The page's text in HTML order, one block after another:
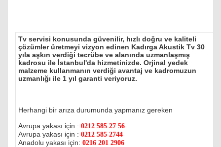
Tv servisi konusunda güvenilir, hızlı doğru ve kaliteli
çözümler üretmeyi vizyon edinen Kadırga Akustik Tv 30
yıla aşkın verdiği tecrübe ve alanında uzmanlaşmış
kadrosu ile İstanbul'da hizmetinizde. Orjinal yedek
malzeme kullanmanın verdiği avantaj ve kadromuzun
uzmanlığı ile 1 yıl garanti veriyoruz.
Herhangi bir arıza durumunda yapmanız gereken
Avrupa yakası için : 0212 585 27 56
Avrupa yakası için : 0212 585 2744
Anadolu yakası için: 0216 201 2906